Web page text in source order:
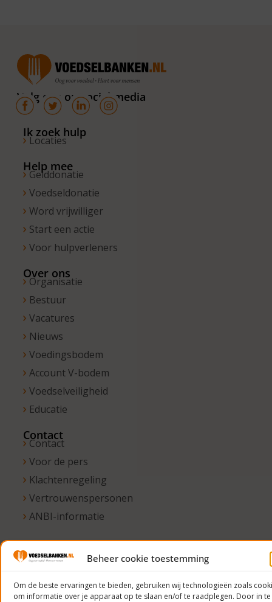
Beheer cookie toestemming
Om de beste ervaringen te bieden, gebruiken wij technologieën zoals
om informatie over je apparaat op te slaan en/of te raadplegen. Door in te
van 10.00 –
16.00 uur. Op
de vrijdagen
zijn wij
bereikbaar
van 10.00 –
Volg ons op social media
Ik zoek hulp
Locaties
Help mee
Gelddonatie
Voedseldonatie
Word vrijwilliger
Start een actie
Voor hulpverleners
Over ons
Organisatie
Bestuur
Vacatures
Nieuws
Voedingsbodem
Account V-bodem
Voedselveiligheid
Educatie
Contact
Contact
Voor de pers
Klachtenregeling
Vertrouwenspersonen
ANBI-informatie
Voedselbanken